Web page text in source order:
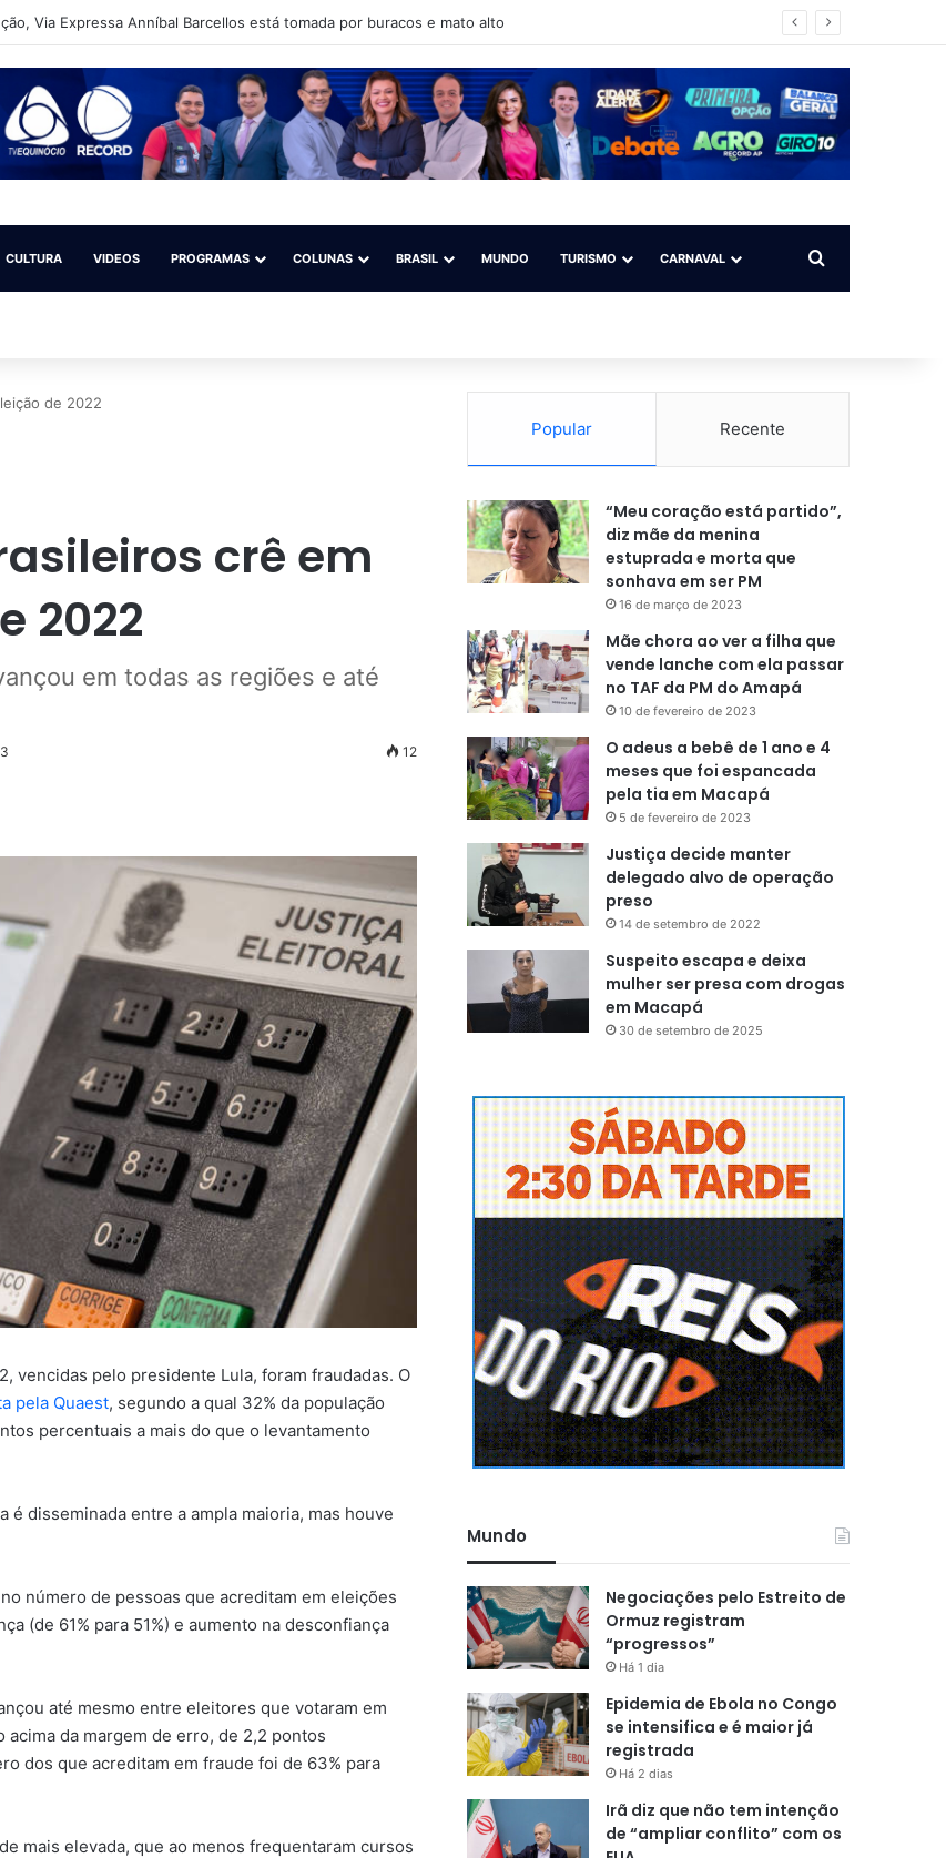
Via Expressa Anníbal Barcellos está tomada por buracos e mato alto
CULTURA VIDEOS PROGRAMAS COLUNAS BRASIL MUNDO TURISMO CARNAVAL Procurar por
de 2022
crê em
2022
em todas as regiões e até
12
vencidas pelo presidente Lula, foram fraudadas. O
pela Quaest, segundo a qual 32% da população
percentuais a mais do que o levantamento
é disseminada entre a ampla maioria, mas houve
número de pessoas que acreditam em eleições
(de 61% para 51%) e aumento na desconfiança
até mesmo entre eleitores que votaram em
acima da margem de erro, de 2,2 pontos
dos que acreditam em fraude foi de 63% para
mais elevada, que ao menos frequentaram cursos
Popular Recente
“Meu coração está partido”,
diz mãe da menina
estuprada e morta que
sonhava em ser PM
16 de março de 2023
Mãe chora ao ver a filha que
vende lanche com ela passar
no TAF da PM do Amapá
10 de fevereiro de 2023
O adeus a bebê de 1 ano e 4
meses que foi espancada
pela tia em Macapá
5 de fevereiro de 2023
Justiça decide manter
delegado alvo de operação
preso
14 de setembro de 2022
Suspeito escapa e deixa
mulher ser presa com drogas
em Macapá
30 de setembro de 2025
Mundo
Negociações pelo Estreito de
Ormuz registram
“progressos”
Há 1 dia
Epidemia de Ebola no Congo
se intensifica e é maior já
registrada
Há 2 dias
Irã diz que não tem intenção
de “ampliar conflito” com os